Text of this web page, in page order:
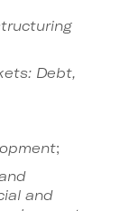
Debt,
;
and